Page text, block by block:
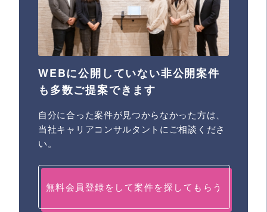
WEBに公開していない非公開案件
も多数ご提案できます
自分に合った案件が見つからなかった方は、
当社キャリアコンサルタントにご相談くださ
い。
無料会員登録をして案件を探してもらう